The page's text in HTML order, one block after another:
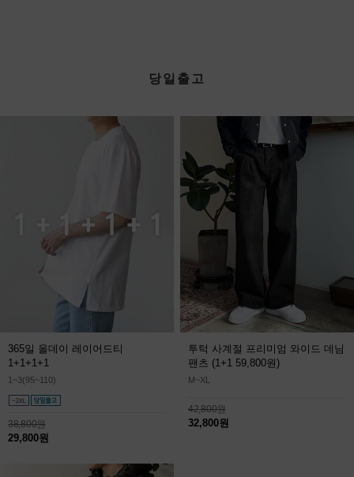
당일출고
365일 올데이 레이어드티
1+1+1+1
1~3(95~110)
38,800원
29,800원
투턱 사계절 프리미엄 와이드 데님
팬츠 (1+1 59,800원)
M~XL
42,800원
32,800원